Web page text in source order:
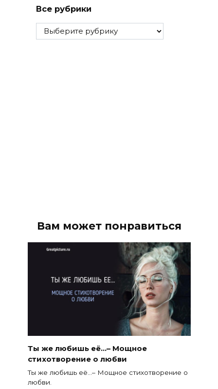
Все рубрики
Все
рубрики
Вам может понравиться
Ты же любишь её…– Мощное
стихотворение о любви
Ты же любишь её…– Мощное стихотворение о
любви.